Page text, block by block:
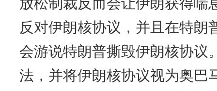
反对伊朗核协议，并且在特朗
会游说特朗普撕毁伊朗核协议
法，并将伊朗核协议视为奥巴